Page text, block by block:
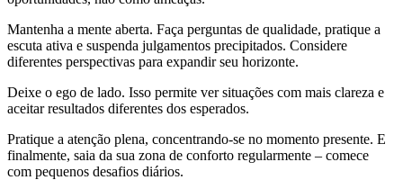
Mantenha a mente aberta. Faça perguntas de qualidade, pratique a
escuta ativa e suspenda julgamentos precipitados. Considere
diferentes perspectivas para expandir seu horizonte.
Deixe o ego de lado. Isso permite ver situações com mais clareza e
aceitar resultados diferentes dos esperados.
Pratique a atenção plena, concentrando-se no momento presente. E
finalmente, saia da sua zona de conforto regularmente – comece
com pequenos desafios diários.